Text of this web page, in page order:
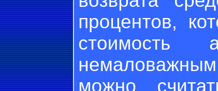
процентов,
стоимость
немаловажным
можно